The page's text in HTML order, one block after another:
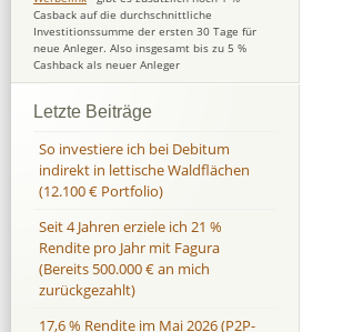
Casback auf die durchschnittliche
Investitionssumme der ersten 30 Tage für
neue Anleger. Also insgesamt bis zu 5 %
Cashback als neuer Anleger
Letzte Beiträge
So investiere ich bei Debitum
indirekt in lettische Waldflächen
(12.100 € Portfolio)
Seit 4 Jahren erziele ich 21 %
Rendite pro Jahr mit Fagura
(Bereits 500.000 € an mich
zurückgezahlt)
17,6 % Rendite im Mai 2026 (P2P-